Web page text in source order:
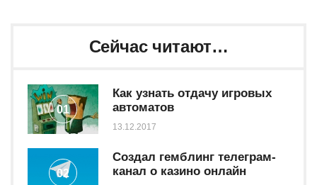
Сейчас читают…
01
Как узнать отдачу игровых
автоматов
13.12.2017
02
Создал гемблинг телеграм-
канал о казино онлайн